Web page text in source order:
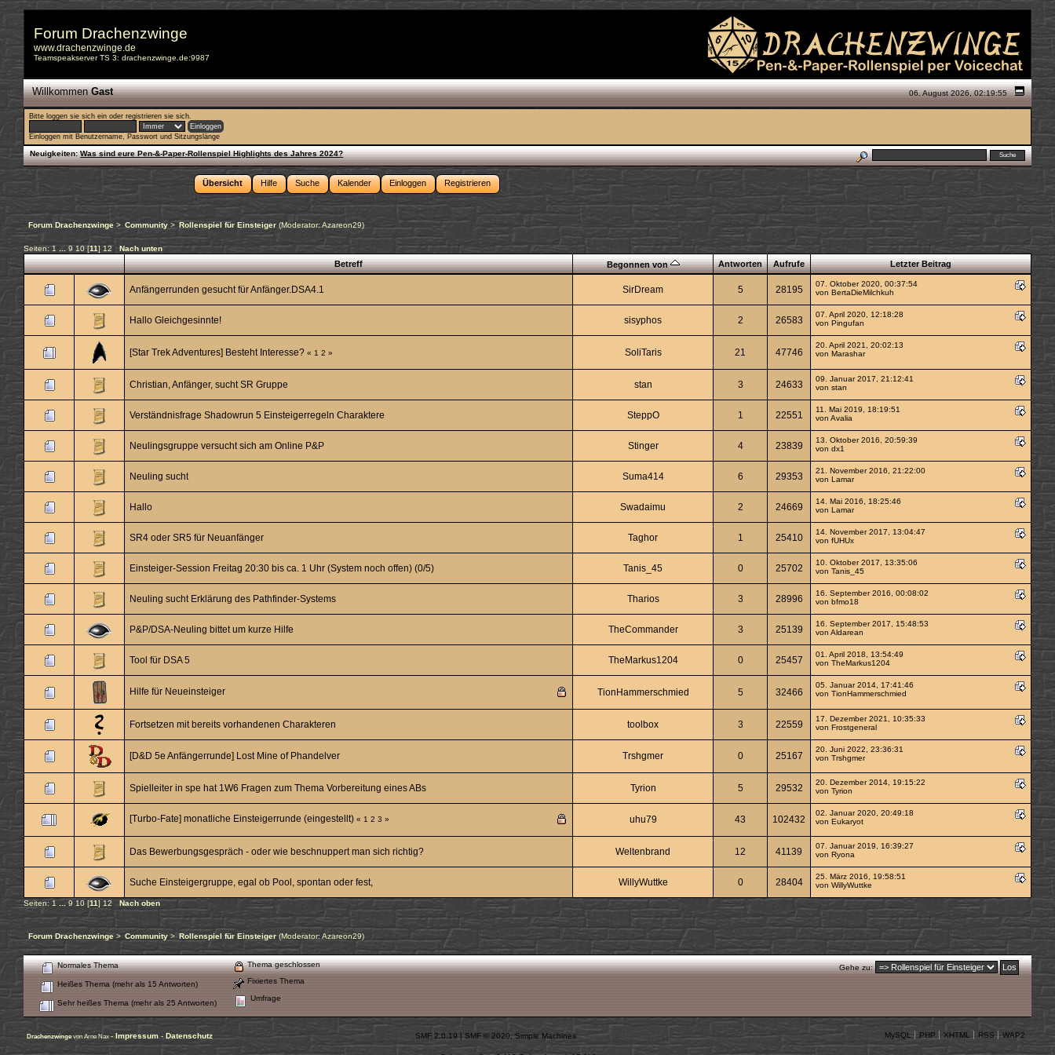
Forum Drachenzwinge
www.drachenzwinge.de
Teamspeakserver TS 3: drachenzwinge.de:9987
06. August 2026, 02:19:55
WillkommenGast
Bitte loggen sie sich ein oderregistrieren sie sich.
Einloggen mit Benutzername, Passwort und Sitzungslänge
Neuigkeiten: Was sind eure Pen-&-Paper-Rollenspiel Highlights des Jahres 2024?
Übersicht Hilfe Suche Kalender Einloggen Registrieren
Forum Drachenzwinge > Community> Rollenspiel für Einsteiger(Moderator:Azareon29)
Seiten:1 9 10 [11] 12 Nach unten
Betreff Begonnen von Antworten Aufrufe Letzter Beitrag
Anfängerrunden gesucht für Anfänger.DSA4.1 SirDream 5 28195
07. Oktober 2020, 00:37:54
von BertaDieMilchkuh
Hallo Gleichgesinnte! sisyphos 2 26583
07. April 2020, 12:18:28
von Pingufan
[Star Trek Adventures] Besteht Interesse? « 1 2 » SoliTaris 21 47746
20. April 2021, 20:02:13
von Marashar
Christian, Anfänger, sucht SR Gruppe stan 3 24633
09. Januar 2017, 21:12:41
von stan
Verständnisfrage Shadowrun 5 Einsteigerregeln Charaktere SteppO 1 22551
11. Mai 2019, 18:19:51
von Avalia
Neulingsgruppe versucht sich am Online P&P Stinger 4 23839
13. Oktober 2016, 20:59:39
von dx1
Neuling sucht Suma414 6 29353
21. November 2016, 21:22:00
von Lamar
Hallo Swadaimu 2 24669
14. Mai 2016, 18:25:46
von Lamar
SR4 oder SR5 für Neuanfänger Taghor 1 25410
14. November 2017, 13:04:47
von fUHUx
Einsteiger-Session Freitag 20:30 bis ca. 1 Uhr (System noch offen) (0/5) Tanis_45 0 25702
10. Oktober 2017, 13:35:06
von Tanis_45
Neuling sucht Erklärung des Pathfinder-Systems Tharios 3 28996
16. September 2016, 00:08:02
von bfmo18
P&P/DSA-Neuling bittet um kurze Hilfe TheCommander 3 25139
16. September 2017, 15:48:53
von Aldarean
Tool für DSA 5 TheMarkus1204 0 25457
01. April 2018, 13:54:49
von TheMarkus1204
Hilfe für Neueinsteiger TionHammerschmied 5 32466
05. Januar 2014, 17:41:46
von TionHammerschmied
Fortsetzen mit bereits vorhandenen Charakteren toolbox 3 22559
17. Dezember 2021, 10:35:33
von Frostgeneral
[D&D 5e Anfängerrunde] Lost Mine of Phandelver Trshgmer 0 25167
20. Juni 2022, 23:36:31
von Trshgmer
Spielleiter in spe hat 1W6 Fragen zum Thema Vorbereitung eines ABs Tyrion 5 29532
20. Dezember 2014, 19:15:22
von Tyrion
[Turbo-Fate] monatliche Einsteigerrunde (eingestellt) « 1 2 3 » uhu79 43 102432
02. Januar 2020, 20:49:18
von Eukaryot
Das Bewerbungsgespräch - oder wie beschnuppert man sich richtig? Weltenbrand 12 41139
07. Januar 2019, 16:39:27
von Ryona
Suche Einsteigergruppe, egal ob Pool, spontan oder fest, WillyWuttke 0 28404
25. März 2016, 19:58:51
von WillyWuttke
Seiten: 1 ... 9 10 [11] 12 Nach oben
Forum Drachenzwinge > Community> Rollenspiel für Einsteiger(Moderator: Azareon29)
Gehe zu:
Normales Thema
Heißes Thema (mehr als 15 Antworten)
Sehr heißes Thema (mehr als 25 Antworten)
Thema geschlossen
Fixiertes Thema
Umfrage
Drachenzwingevon Arne Nax- Impressum - Datenschutz SMF 2.0.19 | SMF © 2020,Simple Machines MySQL PHP XHTML RSS WAP2